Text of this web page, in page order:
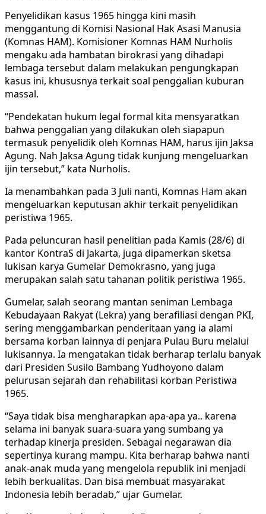
Penyelidikan kasus 1965 hingga kini masih
menggantung di Komisi Nasional Hak Asasi Manusia
(Komnas HAM). Komisioner Komnas HAM Nurholis
mengaku ada hambatan birokrasi yang dihadapi
lembaga tersebut dalam melakukan pengungkapan
kasus ini, khususnya terkait soal penggalian kuburan
massal.
“Pendekatan hukum legal formal kita mensyaratkan
bahwa penggalian yang dilakukan oleh siapapun
termasuk penyelidik oleh Komnas HAM, harus ijin Jaksa
Agung. Nah Jaksa Agung tidak kunjung mengeluarkan
ijin tersebut,” kata Nurholis.
Ia menambahkan pada 3 Juli nanti, Komnas Ham akan
mengeluarkan keputusan akhir terkait penyelidikan
peristiwa 1965.
Pada peluncuran hasil penelitian pada Kamis (28/6) di
kantor KontraS di Jakarta, juga dipamerkan sketsa
lukisan karya Gumelar Demokrasno, yang juga
merupakan salah satu tahanan politik peristiwa 1965.
Gumelar, salah seorang mantan seniman Lembaga
Kebudayaan Rakyat (Lekra) yang berafiliasi dengan PKI,
sering menggambarkan penderitaan yang ia alami
bersama korban lainnya di penjara Pulau Buru melalui
lukisannya. Ia mengatakan tidak berharap terlalu banyak
dari Presiden Susilo Bambang Yudhoyono dalam
pelurusan sejarah dan rehabilitasi korban Peristiwa
1965.
“Saya tidak bisa mengharapkan apa-apa ya.. karena
selama ini banyak suara-suara yang sumbang ya
terhadap kinerja presiden. Sebagai negarawan dia
sepertinya kurang mampu. Kita berharap bahwa nanti
anak-anak muda yang mengelola republik ini menjadi
lebih berkualitas. Dan bisa membuat masyarakat
Indonesia lebih beradab,” ujar Gumelar.